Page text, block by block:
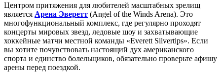
Центром притяжения для любителей масштабных зрелищ
является Арена Эверетт (Angel of the Winds Arena). Это
многофункциональный комплекс, где регулярно проходят
концерты мировых звезд, ледовые шоу и захватывающие
хоккейные матчи местной команды «Everett Silvertips». Если
вы хотите почувствовать настоящий дух американского
спорта и единство болельщиков, обязательно проверьте афишу
арены перед поездкой.